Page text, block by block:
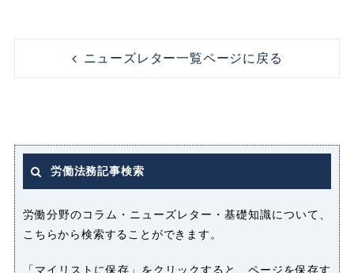
コンプライアンス
ラ）
ニューズレター一覧ページに戻る
労働法務記事検索
労働分野のコラム・ニューズレター・基礎知識について、
こちらから検索することができます。
「マイリストに保存」をクリックすると、ページを保存す